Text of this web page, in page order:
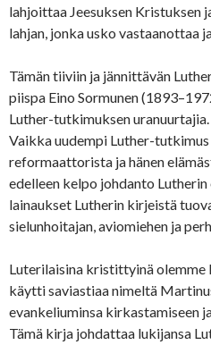
lahjoittaa Jeesuksen Kristuksen
lahjan, jonka usko vastaanottaa
Tämän tiiviin ja jännittävän
piispa Eino Sormunen
Luther-tutkimuksen
Vaikka uudempi Luther-
reformaattorista ja hänen
edelleen kelpo johdanto Lutherin
lainaukset Lutherin kirjeistä
sielunhoitajan, aviomiehen ja
Luterilaisina kristittyinä olemme
käytti saviastiaa nimeltä
evankeliuminsa kirkastamiseen
Tämä kirja johdattaa lukijansa